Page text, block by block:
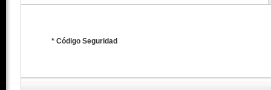
* Código Seguridad